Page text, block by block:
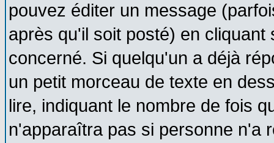
pouvez éditer un message
après qu'il soit posté) en
concerné. Si quelqu'un a déjà
un petit morceau de texte en
lire, indiquant le nombre de fois
n'apparaîtra pas si personne n'a